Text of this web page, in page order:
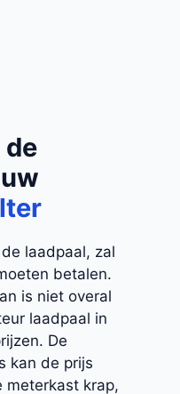
de
laadpaal, zal
betalen.
is niet overal
laadpaal in
De
kan de prijs
meterkast krap,